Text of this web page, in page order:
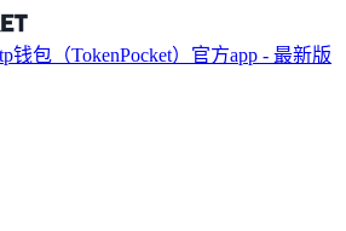
钱包（TokenPocket）官方app - 最新版